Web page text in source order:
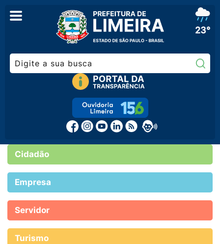
23°
Cidadão
Empresa
Servidor
Turismo